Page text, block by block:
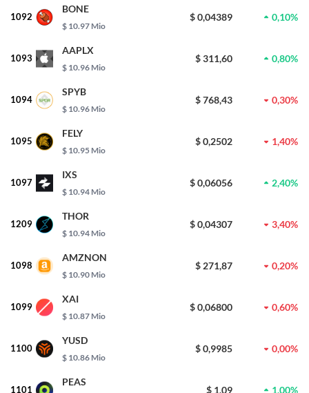
1092
BONE
$ 10.97 Mio
$ 0,04389 0,10%
1093
AAPLX
$ 10.96 Mio
$ 311,60 0,80%
1094
SPYB
$ 10.96 Mio
$ 768,43 0,30%
1095
FELY
$ 10.95 Mio
$ 0,2502 1,40%
1097
IXS
$ 10.94 Mio
$ 0,06056 2,40%
1209
THOR
$ 10.94 Mio
$ 0,04307 3,40%
1098
AMZNON
$ 10.90 Mio
$ 271,87 0,20%
1099
XAI
$ 10.87 Mio
$ 0,06800 0,60%
1100
YUSD
$ 10.86 Mio
$ 0,9985 0,00%
1101
PEAS
$ 1,09 1,00%